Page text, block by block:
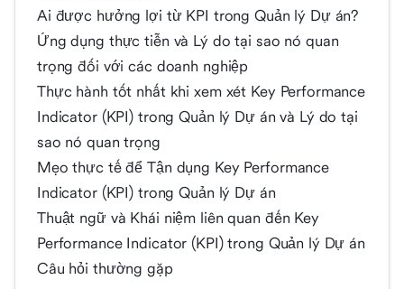
Ai được hưởng lợi từ KPI trong Quản lý Dự án?
Ứng dụng thực tiễn và Lý do tại sao nó quan
trọng đối với các doanh nghiệp
Thực hành tốt nhất khi xem xét Key Performance
Indicator (KPI) trong Quản lý Dự án và Lý do tại
sao nó quan trọng
Mẹo thực tế để Tận dụng Key Performance
Indicator (KPI) trong Quản lý Dự án
Thuật ngữ và Khái niệm liên quan đến Key
Performance Indicator (KPI) trong Quản lý Dự án
Câu hỏi thường gặp